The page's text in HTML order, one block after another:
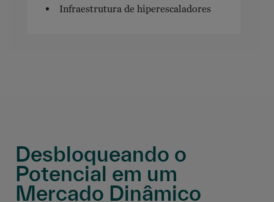
Infraestrutura de hiperescaladores
Desbloqueando o
Potencial em um
Mercado Dinâmico